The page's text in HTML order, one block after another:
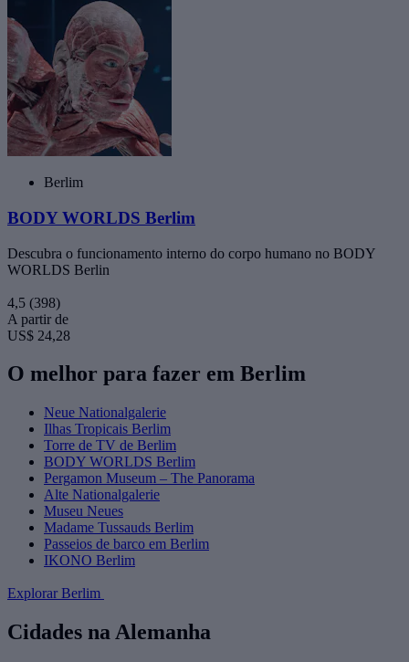
Berlim
BODY WORLDS Berlim
Descubra o funcionamento interno do corpo humano no BODY
WORLDS Berlin
4,5 (398)
A partir de
US$ 24,28
O melhor para fazer em Berlim
Neue Nationalgalerie
Ilhas Tropicais Berlim
Torre de TV de Berlim
BODY WORLDS Berlim
Pergamon Museum – The Panorama
Alte Nationalgalerie
Museu Neues
Madame Tussauds Berlim
Passeios de barco em Berlim
IKONO Berlim
Explorar Berlim
Cidades na Alemanha